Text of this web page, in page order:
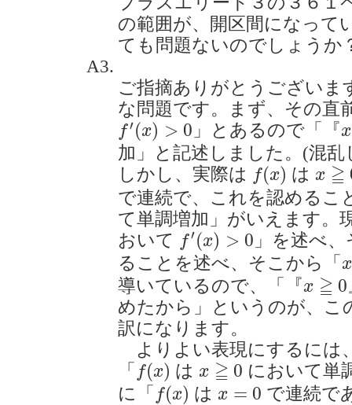
の範囲が、開区間になって
ても問題ないのでしょうか
A3.
ご指摘ありがとうございま
な問題です。まず、その直
f′(x) > 0
f′(x)>0 」とあるので「『 x
x
加」と記述しました。(混
しかし、実際は f(x)
f(x) は x ≧
x≧0
で連続で、これを認めるこ
て単調増加」がいえます。
おいて
f′(x) > 0
f′(x)> 0
」を述べ
ることを述べ、そこから「 x
x
導いているので、「『x ≧ 0
x≧0
めたから」というのが、こ
訳になります。
よりよい表現にするには
「 f(x)
f(x ) は x ≧ 0
x ≧0
において単
に「 f(x)
f(x ) は x = 0
x=
で連続で